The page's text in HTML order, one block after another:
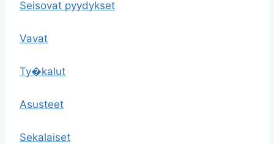
Seisovat pyydykset
Vavat
Ty�kalut
Asusteet
Sekalaiset